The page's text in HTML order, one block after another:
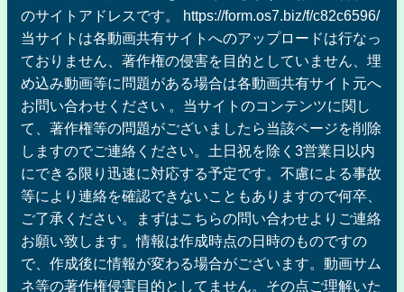
のサイトアドレスです。 https://form.os7.biz/f/c82c6596/
当サイトは各動画共有サイトへのアップロードは行なっ
ておりません、著作権の侵害を目的としていません、埋
め込み動画等に問題がある場合は各動画共有サイト元へ
お問い合わせください 。当サイトのコンテンツに関し
て、著作権等の問題がございましたら当該ページを削除
しますのでご連絡ください。土日祝を除く3営業日以内
にできる限り迅速に対応する予定です。不慮による事故
等により連絡を確認できないこともありますので何卒、
ご了承ください。まずはこちらの問い合わせよりご連絡
お願い致します。情報は作成時点の日時のものですの
で、作成後に情報が変わる場合がございます。動画サム
ネ等の著作権侵害目的としてません。その点ご理解いた